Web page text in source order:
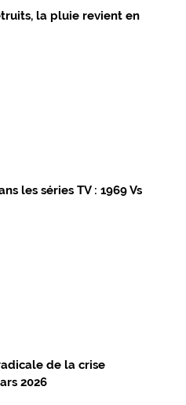
la pluie revient en
les séries TV : 1969 Vs
de la crise
2026